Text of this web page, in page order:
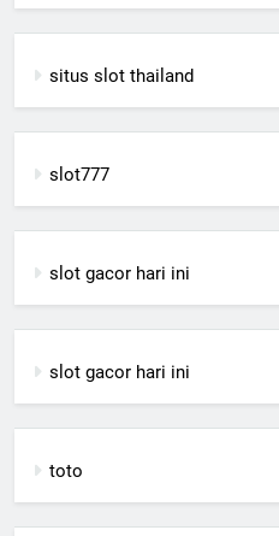
situs slot thailand
slot777
slot gacor hari ini
slot gacor hari ini
toto